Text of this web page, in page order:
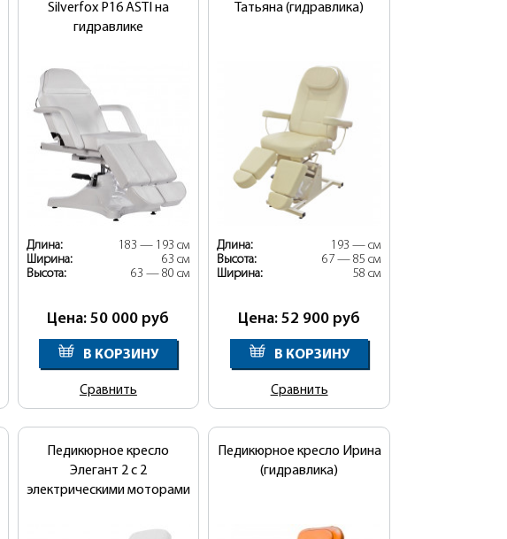
Silverfox Р16 ASTI на
гидравлике
Длина:
183 — 193 см
Ширина:
63 см
Высота:
63 — 80 см
Цена: 50 000 руб
В КОРЗИНУ
Сравнить
Татьяна (гидравлика)
Длина:
193 — см
Высота:
67 — 85 см
Ширина:
58 см
Цена: 52 900 руб
В КОРЗИНУ
Сравнить
Педикюрное кресло
Элегант 2 с 2
электрическими моторами
Педикюрное кресло Ирина
(гидравлика)